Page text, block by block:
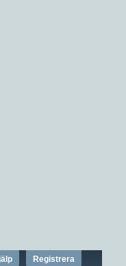
Registrera